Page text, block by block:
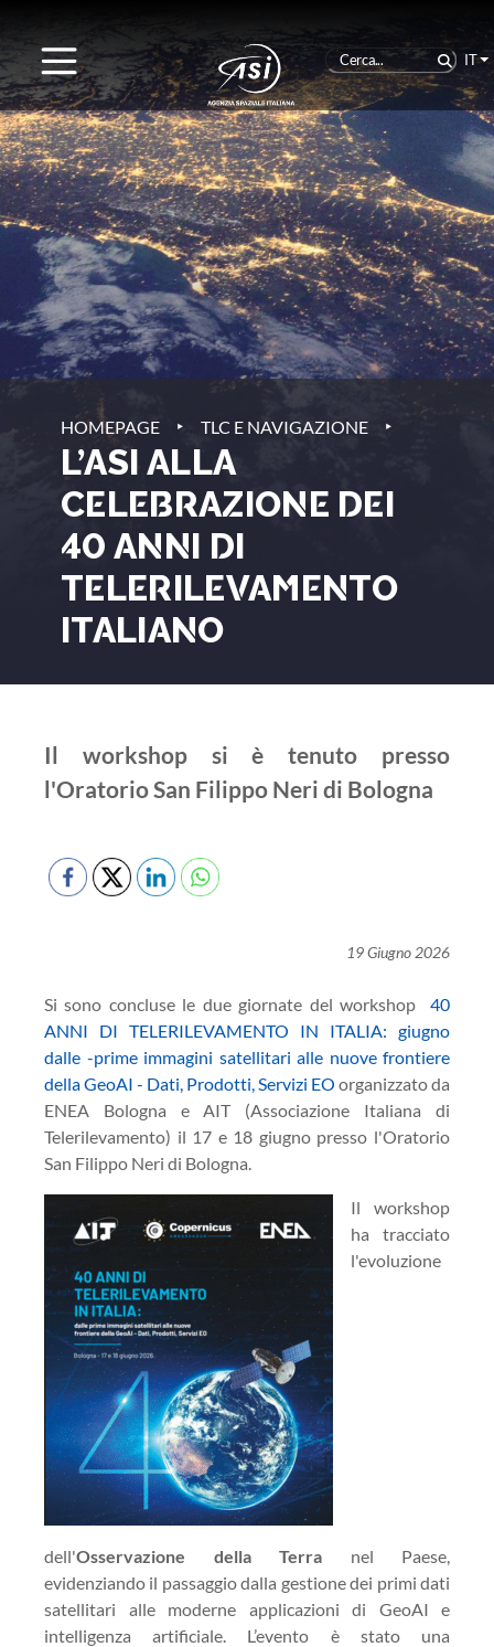
IT
HOMEPAGE ‣ TLC E NAVIGAZIONE ‣
L’ASI ALLA
CELEBRAZIONE DEI
40 ANNI DI
TELERILEVAMENTO
ITALIANO
Il workshop si è tenuto presso
l'Oratorio San Filippo Neri di Bologna
19 Giugno 2026
Si sono concluse le due giornate del workshop 40
ANNI DI TELERILEVAMENTO IN ITALIA: giugno
dalle -prime immagini satellitari alle nuove frontiere
della GeoAI - Dati, Prodotti, Servizi EO organizzato da
ENEA Bologna e AIT (Associazione Italiana di
Telerilevamento) il 17 e 18 giugno presso l'Oratorio
San Filippo Neri di Bologna.
Il workshop
ha tracciato
l'evoluzione
dell'Osservazione della Terra nel Paese,
evidenziando il passaggio dalla gestione dei primi dati
satellitari alle moderne applicazioni di GeoAI e
intelligenza artificiale. L’evento è stato una